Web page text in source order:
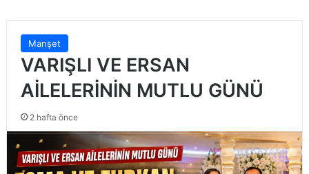
Manşet
VARIŞLI VE ERSAN
AİLELERİNİN MUTLU GÜNÜ
2 hafta önce